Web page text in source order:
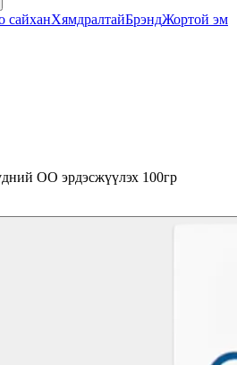
сайханХямдралтайБрэндЖортой эм
ОО эрдэсжүүлэх 100гр